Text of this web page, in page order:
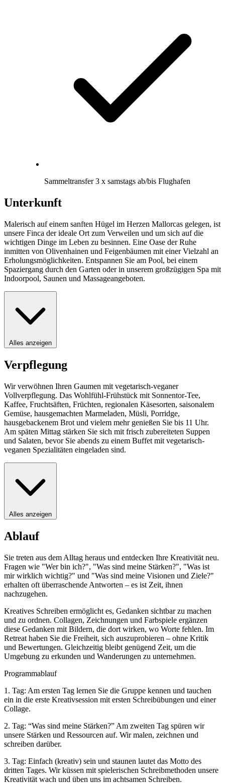
Sammeltransfer 3 x samstags ab/bis Flughafen
Unterkunft
Malerisch auf einem sanften Hügel im Herzen Mallorcas gelegen, ist
unsere Finca der ideale Ort zum Verweilen und um sich auf die
wichtigen Dinge im Leben zu besinnen. Eine Oase der Ruhe
inmitten von Olivenhainen und Feigenbäumen mit einer Vielzahl an
Erholungsmöglichkeiten. Entspannen Sie am Pool, bei einem
Spaziergang durch den Garten oder in unserem großzügigen Spa mit
Indoorpool, Saunen und Massageangeboten.
Alles anzeigen
Verpflegung
Wir verwöhnen Ihren Gaumen mit vegetarisch-veganer
Vollverpflegung. Das Wohlfühl-Frühstück mit Sonnentor-Tee,
Kaffee, Fruchtsäften, Früchten, regionalen Käsesorten, saisonalem
Gemüse, hausgemachten Marmeladen, Müsli, Porridge,
hausgebackenem Brot und vielem mehr genießen Sie bis 11 Uhr.
Am späten Mittag stärken Sie sich mit frisch zubereiteten Suppen
und Salaten, bevor Sie abends zu einem Buffet mit vegetarisch-
veganen Spezialitäten eingeladen sind.
Alles anzeigen
Ablauf
Sie treten aus dem Alltag heraus und entdecken Ihre Kreativität neu.
Fragen wie "Wer bin ich?", "Was sind meine Stärken?", "Was ist
mir wirklich wichtig?" und "Was sind meine Visionen und Ziele?"
erhalten oft überraschende Antworten – es ist Zeit, ihnen
nachzugehen.
Kreatives Schreiben ermöglicht es, Gedanken sichtbar zu machen
und zu ordnen. Collagen, Zeichnungen und Farbspiele ergänzen
diese Gedanken mit Bildern, die dort wirken, wo Worte fehlen. Im
Retreat haben Sie die Freiheit, sich auszuprobieren – ohne Kritik
und Bewertungen. Gleichzeitig bleibt genügend Zeit, um die
Umgebung zu erkunden und Wanderungen zu unternehmen.
Programmablauf
1. Tag: Am ersten Tag lernen Sie die Gruppe kennen und tauchen
ein in die erste Kreativsession mit ersten Schreibübungen und einer
Collage.
2. Tag: “Was sind meine Stärken?” Am zweiten Tag spüren wir
unsere Stärken und Ressourcen auf. Wir malen, zeichnen und
schreiben darüber.
3. Tag: Einfach (kreativ) sein und staunen lautet das Motto des
dritten Tages. Wir küssen mit spielerischen Schreibmethoden unsere
Kreativität wach und üben uns im achtsamen Schreiben.